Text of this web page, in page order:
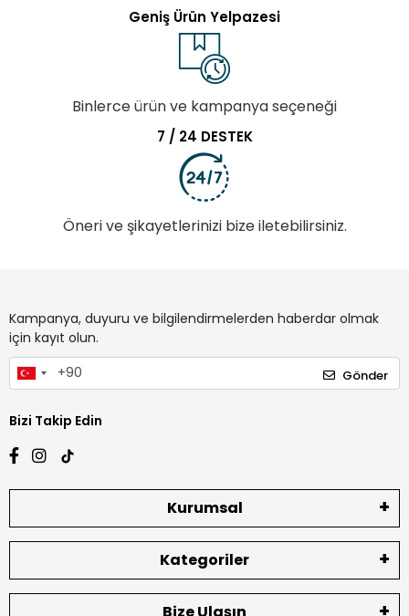
Geniş Ürün Yelpazesi
Binlerce ürün ve kampanya seçeneği
7 / 24 DESTEK
Öneri ve şikayetlerinizi bize iletebilirsiniz.
Kampanya, duyuru ve bilgilendirmelerden haberdar olmak
için kayıt olun.
Gönder
Bizi Takip Edin
Kurumsal
Kategoriler
Bize Ulaşın